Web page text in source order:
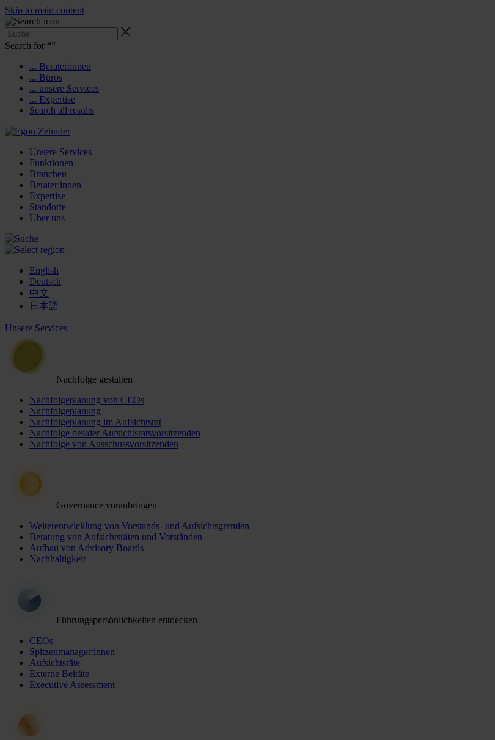
Skip to main content
Search for “”
... Berater:innen
... Büros
... unsere Services
... Expertise
Search all results
Unsere Services
Funktionen
Branchen
Berater:innen
Expertise
Standorte
Über uns
English
Deutsch
中文
日本語
Unsere Services
Nachfolge gestalten
Nachfolgeplanung von CEOs
Nachfolgeplanung
Nachfolgeplanung im Aufsichtsrat
Nachfolge des:der Aufsichtsratsvorsitzenden
Nachfolge von Ausschussvorsitzenden
Governance voranbringen
Weiterentwicklung von Vorstands- und Aufsichtsgremien
Beratung von Aufsichtsräten und Vorständen
Aufbau von Advisory Boards
Nachhaltigkeit
Führungspersönlichkeiten entdecken
CEOs
Spitzenmanager:innen
Aufsichtsräte
Externe Beiräte
Executive Assessment